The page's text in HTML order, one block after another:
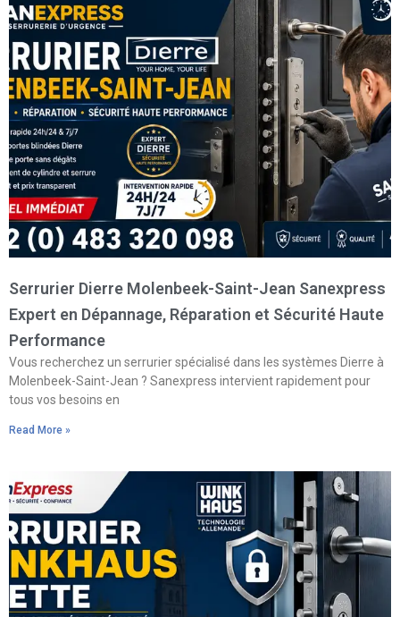
Serrurier Dierre Molenbeek-Saint-Jean Sanexpress
Expert en Dépannage, Réparation et Sécurité Haute
Performance
Vous recherchez un serrurier spécialisé dans les systèmes Dierre à
Molenbeek-Saint-Jean ? Sanexpress intervient rapidement pour
tous vos besoins en
Read More »